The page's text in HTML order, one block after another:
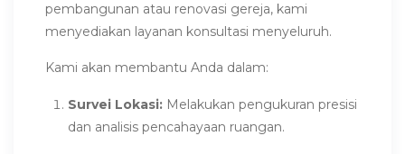
pembangunan atau renovasi gereja, kami
menyediakan layanan konsultasi menyeluruh.
Kami akan membantu Anda dalam:
Survei Lokasi: Melakukan pengukuran presisi
dan analisis pencahayaan ruangan.